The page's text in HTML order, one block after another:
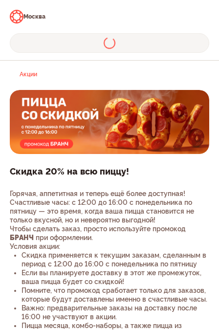
Москва
Акции
Скидка 20% на всю пиццу!
Горячая, аппетитная и теперь ещё более доступная!
Счастливые часы: с 12:00 до 16:00 с понедельника по
пятницу — это время, когда ваша пицца становится не
только вкусной, но и невероятно выгодной!
Чтобы сделать заказ, просто используйте промокод
БРАНЧ при оформлении.
Условия акции:
Скидка применяется к текущим заказам, сделанным в
период с 12:00 до 16:00 с понедельника по пятницу
Если вы планируете доставку в этот же промежуток,
ваша пицца будет со скидкой!
Помните, что промокод сработает только для заказов,
которые будут доставлены именно в счастливые часы.
Важно: предварительные заказы на доставку после
16:00 не участвуют в акции.
Пицца месяца, комбо-наборы, а также пицца из